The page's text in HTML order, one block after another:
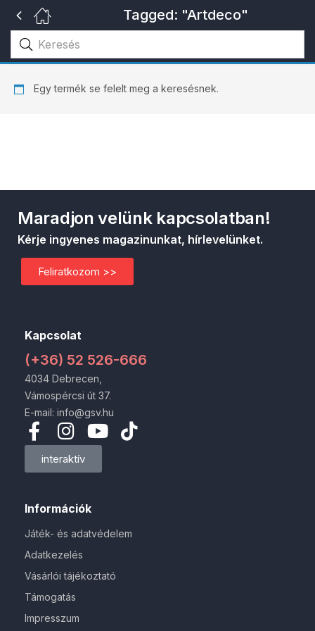
Tagged: "Artdeco"
Egy termék se felelt meg a keresésnek.
Információk
Játék- és adatvédelem
Adatkezelés
Vásárlói tájékoztató
Támogatás
Impresszum
Kapcsolat
(+36) 52 526-666
4034 Debrecen,
Vámospércsi út 37.
E-mail: info@gsv.hu
interaktív
Maradjon velünk kapcsolatban!
Kérje ingyenes magazinunkat, hírlevelünket.
Feliratkozom >>